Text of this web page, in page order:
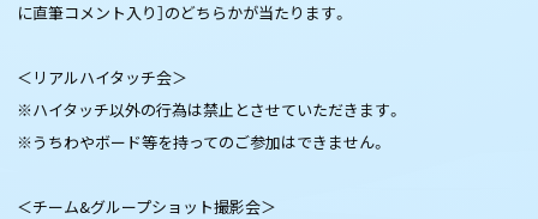
に直筆コメント入り］のどちらかが当たります。
＜リアルハイタッチ会＞
※ハイタッチ以外の行為は禁止とさせていただきます。
※うちわやボード等を持ってのご参加はできません。
＜チーム&グループショット撮影会＞